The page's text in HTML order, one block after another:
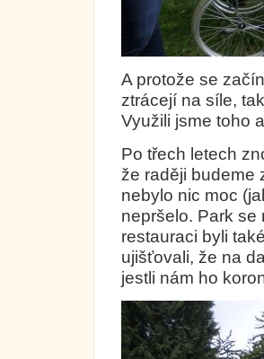
A protože se
ztrácejí na síle,
Využili jsme toho
Po třech letech
že raději budeme
nebylo nic moc
nepršelo. Park se
restauraci byli
ujišťovali, že na
jestli nám ho